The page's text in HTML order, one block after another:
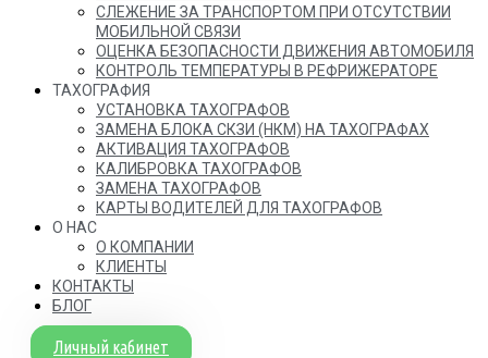
СЛЕЖЕНИЕ ЗА ТРАНСПОРТОМ ПРИ ОТСУТСТВИИ
МОБИЛЬНОЙ СВЯЗИ
ОЦЕНКА БЕЗОПАСНОСТИ ДВИЖЕНИЯ АВТОМОБИЛЯ
КОНТРОЛЬ ТЕМПЕРАТУРЫ В РЕФРИЖЕРАТОРЕ
ТАХОГРАФИЯ
УСТАНОВКА ТАХОГРАФОВ
ЗАМЕНА БЛОКА СКЗИ (НКМ) НА ТАХОГРАФАХ
АКТИВАЦИЯ ТАХОГРАФОВ
КАЛИБРОВКА ТАХОГРАФОВ
ЗАМЕНА ТАХОГРАФОВ
КАРТЫ ВОДИТЕЛЕЙ ДЛЯ ТАХОГРАФОВ
О НАС
О КОМПАНИИ
КЛИЕНТЫ
КОНТАКТЫ
БЛОГ
Личный кабинет